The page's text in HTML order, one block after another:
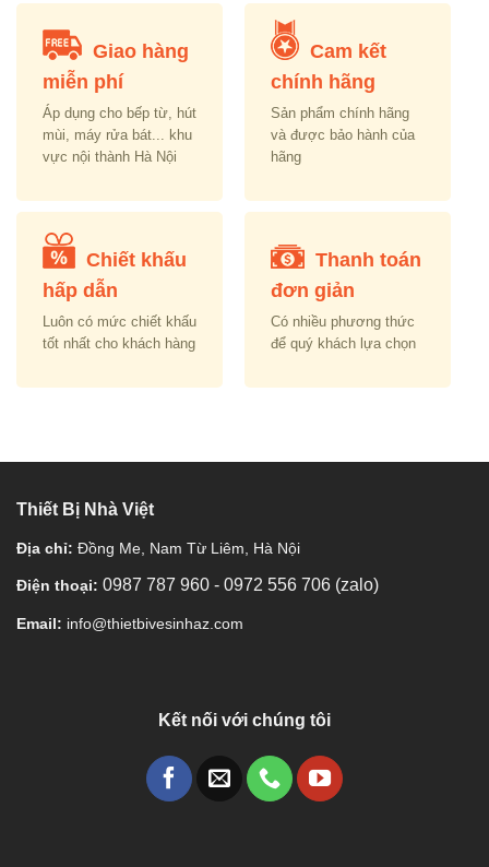
Giao hàng
miễn phí
Áp dụng cho bếp từ, hút
mùi, máy rửa bát... khu
vực nội thành Hà Nội
Cam kết
chính hãng
Sản phẩm chính hãng
và được bảo hành của
hãng
Chiết khấu
hấp dẫn
Luôn có mức chiết khấu
tốt nhất cho khách hàng
Thanh toán
đơn giản
Có nhiều phương thức
để quý khách lựa chọn
Thiết Bị Nhà Việt
Địa chỉ: Đồng Me, Nam Từ Liêm, Hà Nội
Điện thoại: 0987 787 960 - 0972 556 706 (zalo)
Email: info@thietbivesinhaz.com
Kết nối với chúng tôi